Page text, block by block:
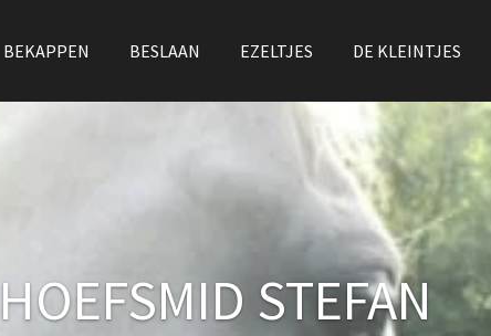
BEKAPPEN BESLAAN EZELTJES DE KLEINTJES
HOEFSMID STEFAN